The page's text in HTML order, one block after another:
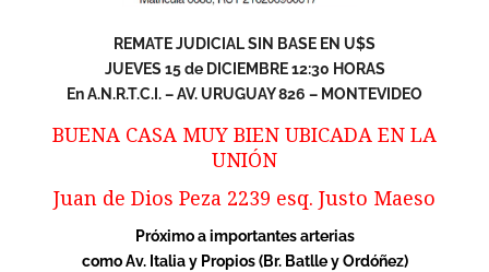
REMATE JUDICIAL SIN BASE EN U$S
JUEVES 15 de DICIEMBRE 12:30 HORAS
En A.N.R.T.C.I. – AV. URUGUAY 826 – MONTEVIDEO
BUENA CASA MUY BIEN UBICADA EN LA
UNIÓN
Juan de Dios Peza 2239 esq. Justo Maeso
Próximo a importantes arterias
como Av. Italia y Propios (Br. Batlle y Ordóñez)